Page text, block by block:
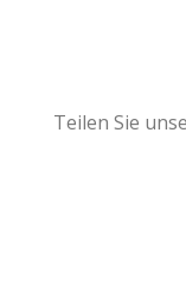
Teilen Sie